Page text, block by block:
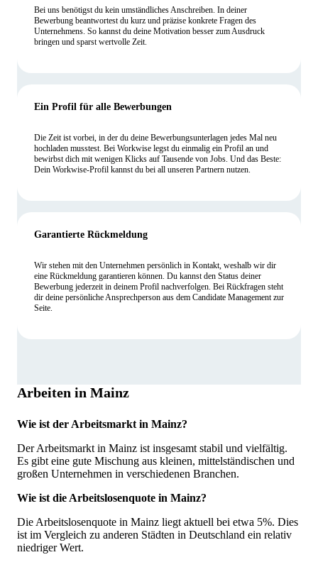
Bei uns benötigst du kein umständliches Anschreiben. In deiner
Bewerbung beantwortest du kurz und präzise konkrete Fragen des
Unternehmens. So kannst du deine Motivation besser zum Ausdruck
bringen und sparst wertvolle Zeit.
Ein Profil für alle Bewerbungen
Die Zeit ist vorbei, in der du deine Bewerbungsunterlagen jedes Mal neu
hochladen musstest. Bei Workwise legst du einmalig ein Profil an und
bewirbst dich mit wenigen Klicks auf Tausende von Jobs. Und das Beste:
Dein Workwise-Profil kannst du bei all unseren Partnern nutzen.
Garantierte Rückmeldung
Wir stehen mit den Unternehmen persönlich in Kontakt, weshalb wir dir
eine Rückmeldung garantieren können. Du kannst den Status deiner
Bewerbung jederzeit in deinem Profil nachverfolgen. Bei Rückfragen steht
dir deine persönliche Ansprechperson aus dem Candidate Management zur
Seite.
Arbeiten in Mainz
Wie ist der Arbeitsmarkt in Mainz?
Der Arbeitsmarkt in Mainz ist insgesamt stabil und vielfältig.
Es gibt eine gute Mischung aus kleinen, mittelständischen und
großen Unternehmen in verschiedenen Branchen.
Wie ist die Arbeitslosenquote in Mainz?
Die Arbeitslosenquote in Mainz liegt aktuell bei etwa 5%. Dies
ist im Vergleich zu anderen Städten in Deutschland ein relativ
niedriger Wert.